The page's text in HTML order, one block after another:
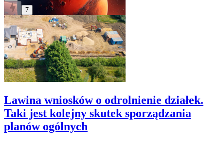
7
Lawina wniosków o odrolnienie działek.
Taki jest kolejny skutek sporządzania
planów ogólnych